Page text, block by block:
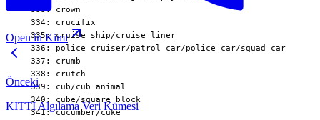
Open in Kimi
Önceki
KITTI Algılama Veri Kümesi